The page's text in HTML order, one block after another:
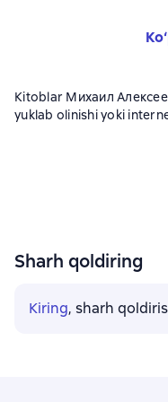
Kitoblar Михаил
yuklab olinishi yoki
Sharh qoldiring
Kiring, sharh